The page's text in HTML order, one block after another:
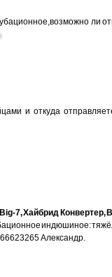
ли
и откуда
7, Хайбрид Конвертер,
индюшиное:
Александр.